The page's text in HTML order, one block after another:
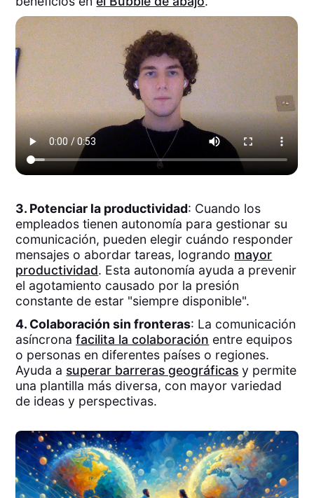
3. Potenciar la productividad: Cuando los
empleados tienen autonomía para gestionar su
comunicación, pueden elegir cuándo responder
mensajes o abordar tareas, logrando mayor
productividad. Esta autonomía ayuda a prevenir
el agotamiento causado por la presión
constante de estar "siempre disponible".
4. Colaboración sin fronteras: La comunicación
asíncronafacilita la colaboración entre equipos
o personas en diferentes países o regiones.
Ayuda a superar barreras geográficas y permite
una plantilla más diversa, con mayor variedad
de ideas y perspectivas.